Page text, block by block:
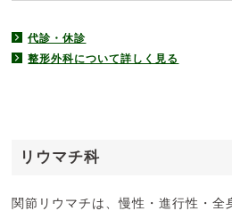
代診・休診
整形外科について詳しく見る
リウマチ科
関節リウマチは、慢性・進行性・全